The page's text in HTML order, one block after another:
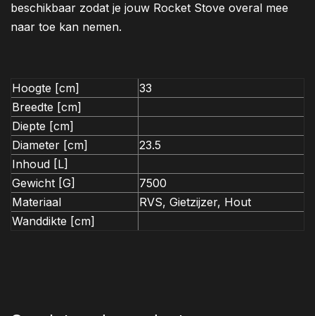
beschikbaar zodat je jouw Rocket Stove overal mee
naar toe kan nemen.
Hoogte [cm]
33
Breedte [cm]
Diepte [cm]
Diameter [cm]
23.5
Inhoud [L]
Gewicht [G]
7500
Materiaal
RVS, Gietzijzer, Hout
Wanddikte [cm]